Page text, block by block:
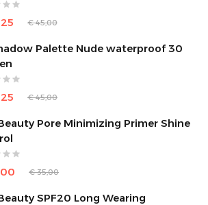
€ 45,00
Palette Nude waterproof 30
€ 45,00
Pore Minimizing Primer Shine
€ 35,00
SPF20 Long Wearing